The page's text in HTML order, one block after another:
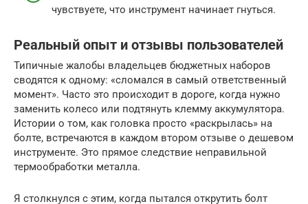
чувствуете, что инструмент начинает гнуться.
Реальный опыт и отзывы пользователей
Типичные жалобы владельцев бюджетных наборов
сводятся к одному: «сломался в самый ответственный
момент». Часто это происходит в дороге, когда нужно
заменить колесо или подтянуть клемму аккумулятора.
Истории о том, как головка просто «раскрылась» на
болте, встречаются в каждом втором отзыве о дешевом
инструменте. Это прямое следствие неправильной
термообработки металла.
Я столкнулся с этим, когда пытался открутить болт